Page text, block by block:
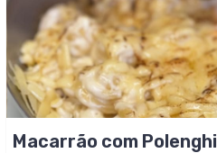
Macarrão com Polenghi